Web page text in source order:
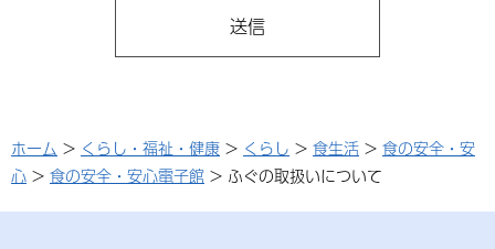
ホーム > くらし・福祉・健康 > くらし > 食生活 > 食の安全・安
心 > 食の安全・安心電子館 > ふぐの取扱いについて